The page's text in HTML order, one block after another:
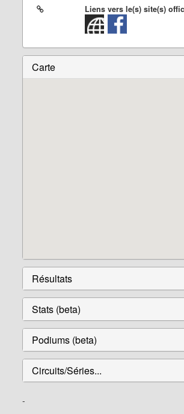
Liens vers le(s) site(s)
Carte
Résultats
Stats (beta)
Podiums (beta)
Circuits/Séries...
-